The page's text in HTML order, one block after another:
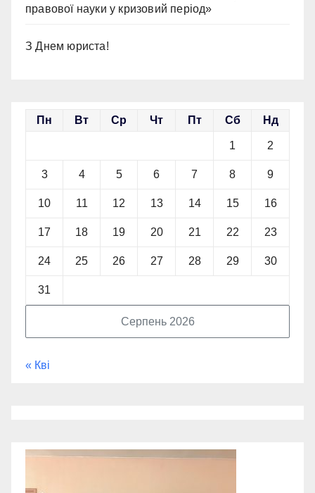
правової науки у кризовий період»
З Днем юриста!
Серпень 2026
Пн Вт Ср Чт Пт Сб Нд
1 2
3 4 5 6 7 8 9
10 11 12 13 14 15 16
17 18 19 20 21 22 23
24 25 26 27 28 29 30
31
« Кві